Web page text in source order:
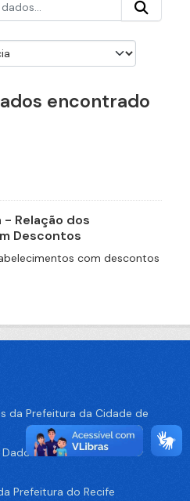
encontrado
- Relação dos
Descontos
com descontos
da Prefeitura da Cidade de
no Portal de Dados
Prefeitura do Recife